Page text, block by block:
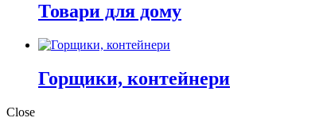
Товари для дому
Горщики, контейнери
Close